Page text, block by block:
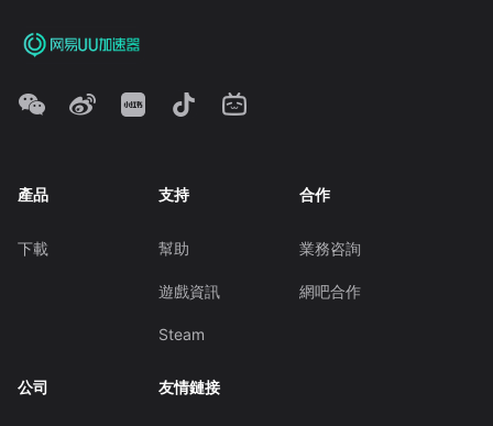
產品
下載
支持
幫助
遊戲資訊
Steam
合作
業務咨詢
網吧合作
公司 友情鏈接